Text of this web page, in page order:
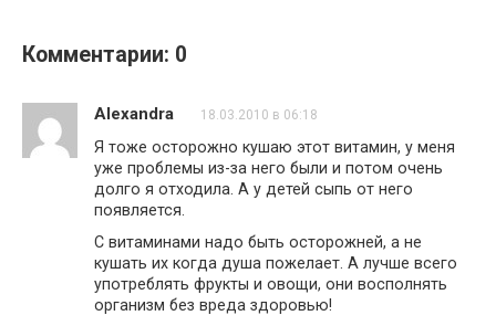
Комментарии: 0
Alexandra 18.03.2010 в 06:18
Я тоже осторожно кушаю этот витамин, у меня
уже проблемы из-за него были и потом очень
долго я отходила. А у детей сыпь от него
появляется.
С витаминами надо быть осторожней, а не
кушать их когда душа пожелает. А лучше всего
употреблять фрукты и овощи, они восполнять
организм без вреда здоровью!